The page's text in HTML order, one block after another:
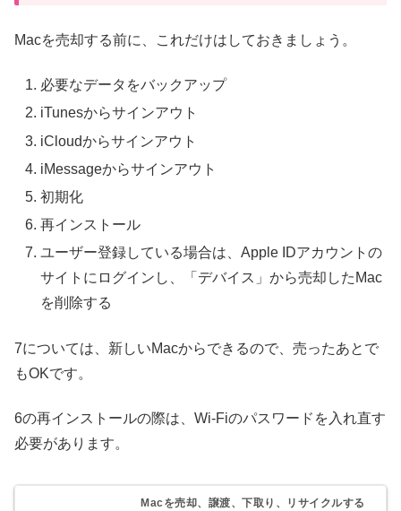
Macを売却する前に、これだけはしておきましょう。
必要なデータをバックアップ
iTunesからサインアウト
iCloudからサインアウト
iMessageからサインアウト
初期化
再インストール
ユーザー登録している場合は、Apple IDアカウントの
サイトにログインし、「デバイス」から売却したMac
を削除する
7については、新しいMacからできるので、売ったあとで
もOKです。
6の再インストールの際は、Wi-Fiのパスワードを入れ直す
必要があります。
Macを売却、譲渡、下取り、リサイクルする